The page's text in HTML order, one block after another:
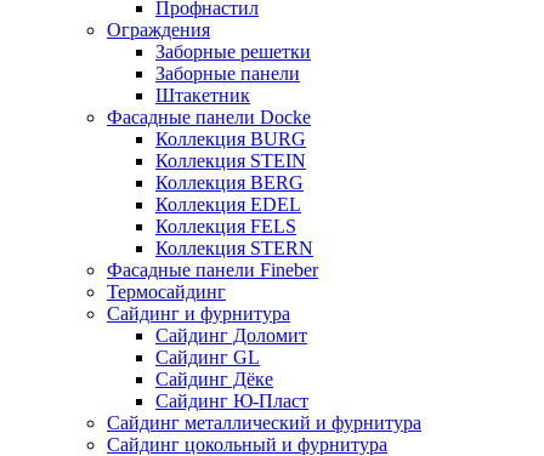
Профнастил
Ограждения
Заборные решетки
Заборные панели
Штакетник
Фасадные панели Docke
Коллекция BURG
Коллекция STEIN
Коллекция BERG
Коллекция EDEL
Коллекция FELS
Коллекция STERN
Фасадные панели Fineber
Термосайдинг
Сайдинг и фурнитура
Сайдинг Доломит
Сайдинг GL
Сайдинг Дёке
Сайдинг Ю-Пласт
Сайдинг металлический и фурнитура
Сайдинг цокольный и фурнитура